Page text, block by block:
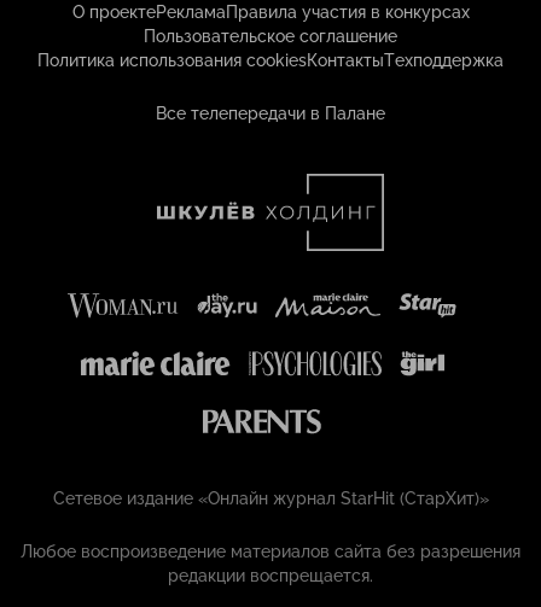
О проектеРекламаПравила участия в конкурсах
Пользовательское соглашение
Политика использования cookiesКонтактыТехподдержка
Все телепередачи в Палане
Сетевое издание «Онлайн журнал StarHit (СтарХит)»
Любое воспроизведение материалов сайта без разрешения
редакции воспрещается.